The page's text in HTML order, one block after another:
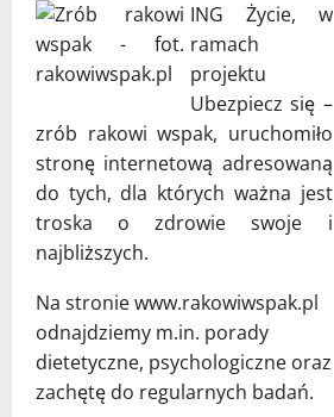
ING Życie, w
ramach
projektu
Ubezpiecz się –
zrób rakowi wspak, uruchomiło
stronę internetową adresowaną
do tych, dla których ważna jest
troska o zdrowie swoje i
najbliższych.
Na stronie www.rakowiwspak.pl
odnajdziemy m.in. porady
dietetyczne, psychologiczne oraz
zachętę do regularnych badań.